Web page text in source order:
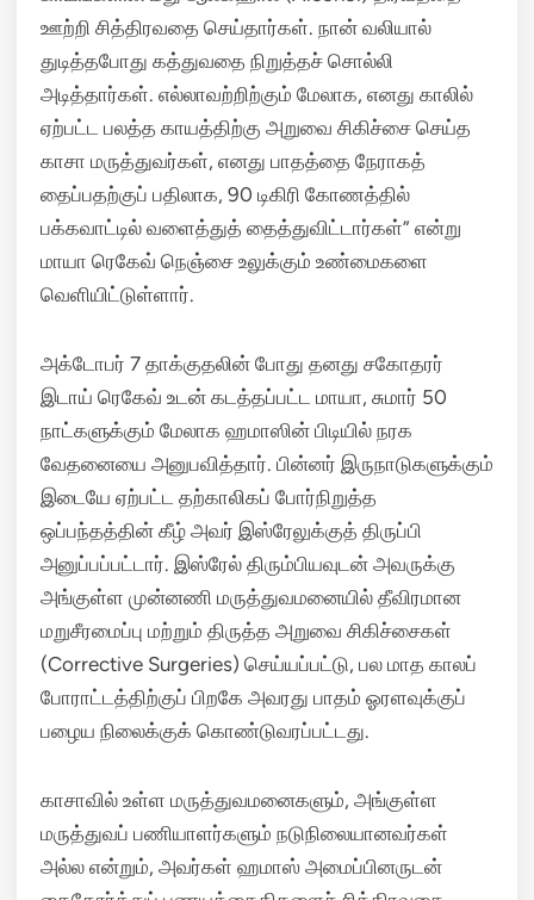
ஊற்றி சித்திரவதை செய்தார்கள். நான் வலியால்
துடித்தபோது கத்துவதை நிறுத்தச் சொல்லி
அடித்தார்கள். எல்லாவற்றிற்கும் மேலாக, எனது காலில்
ஏற்பட்ட பலத்த காயத்திற்கு அறுவை சிகிச்சை செய்த
காசா மருத்துவர்கள், எனது பாதத்தை நேராகத்
தைப்பதற்குப் பதிலாக, 90 டிகிரி கோணத்தில்
பக்கவாட்டில் வளைத்துத் தைத்துவிட்டார்கள்” என்று
மாயா ரெகேவ் நெஞ்சை உலுக்கும் உண்மைகளை
வெளியிட்டுள்ளார்.
அக்டோபர் 7 தாக்குதலின் போது தனது சகோதரர்
இடாய் ரெகேவ் உடன் கடத்தப்பட்ட மாயா, சுமார் 50
நாட்களுக்கும் மேலாக ஹமாஸின் பிடியில் நரக
வேதனையை அனுபவித்தார். பின்னர் இருநாடுகளுக்கும்
இடையே ஏற்பட்ட தற்காலிகப் போர்நிறுத்த
ஒப்பந்தத்தின் கீழ் அவர் இஸ்ரேலுக்குத் திருப்பி
அனுப்பப்பட்டார். இஸ்ரேல் திரும்பியவுடன் அவருக்கு
அங்குள்ள முன்னணி மருத்துவமனையில் தீவிரமான
மறுசீரமைப்பு மற்றும் திருத்த அறுவை சிகிச்சைகள்
(Corrective Surgeries) செய்யப்பட்டு, பல மாத காலப்
போராட்டத்திற்குப் பிறகே அவரது பாதம் ஓரளவுக்குப்
பழைய நிலைக்குக் கொண்டுவரப்பட்டது.
காசாவில் உள்ள மருத்துவமனைகளும், அங்குள்ள
மருத்துவப் பணியாளர்களும் நடுநிலையானவர்கள்
அல்ல என்றும், அவர்கள் ஹமாஸ் அமைப்பினருடன்